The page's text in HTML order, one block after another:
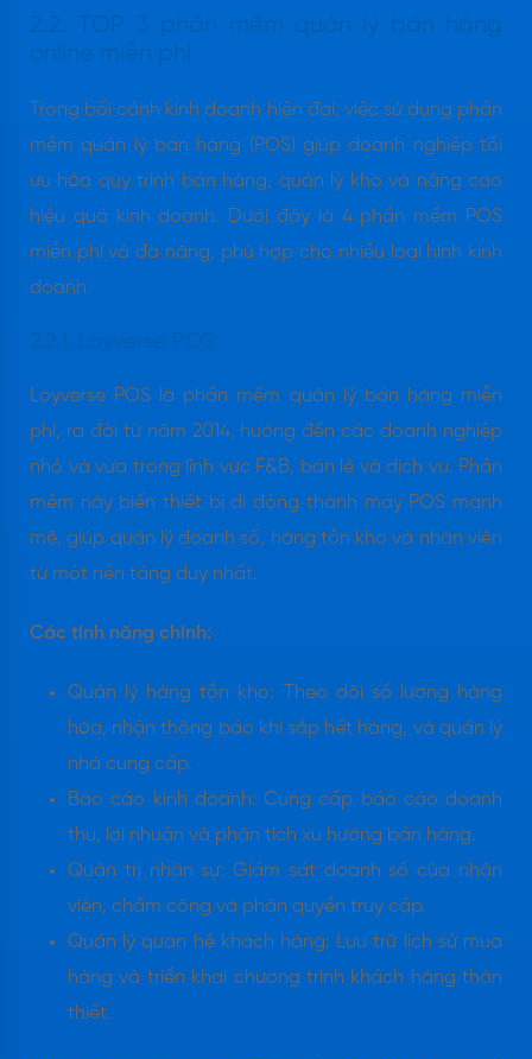
2.2. TOP 3 phần mềm quản lý bán hàng
online miễn phí
Trong bối cảnh kinh doanh hiện đại, việc sử dụng phần
mềm quản lý bán hàng (POS) giúp doanh nghiệp tối
ưu hóa quy trình bán hàng, quản lý kho và nâng cao
hiệu quả kinh doanh. Dưới đây là 4 phần mềm POS
miễn phí và đa năng, phù hợp cho nhiều loại hình kinh
doanh.
2.2.1. Loyverse POS
Loyverse POS là phần mềm quản lý bán hàng miễn
phí, ra đời từ năm 2014, hướng đến các doanh nghiệp
nhỏ và vừa trong lĩnh vực F&B, bán lẻ và dịch vụ. Phần
mềm này biến thiết bị di động thành máy POS mạnh
mẽ, giúp quản lý doanh số, hàng tồn kho và nhân viên
từ một nền tảng duy nhất.
Các tính năng chính:
Quản lý hàng tồn kho: Theo dõi số lượng hàng
hóa, nhận thông báo khi sắp hết hàng, và quản lý
nhà cung cấp.​
Báo cáo kinh doanh: Cung cấp báo cáo doanh
thu, lợi nhuận và phân tích xu hướng bán hàng.​
Quản trị nhân sự: Giám sát doanh số của nhân
viên, chấm công và phân quyền truy cập.​
Quản lý quan hệ khách hàng: Lưu trữ lịch sử mua
hàng và triển khai chương trình khách hàng thân
thiết.